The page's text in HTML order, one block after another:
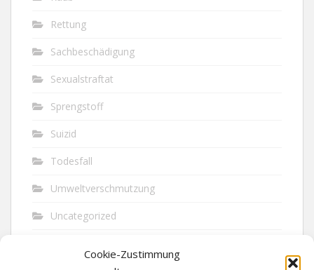
Cookie-Zustimmung
Rettung
Sachbeschädigung
Sexualstraftat
Sprengstoff
Suizid
Todesfall
Umweltverschmutzung
Uncategorized